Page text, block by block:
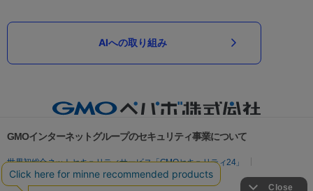
AIへの取り組み
GMOインターネットグループのセキュリティ事業について
世界初総合ネットセキュリティサービス「GMOセキュリティ24」
パスワード漏洩診断
Webサイトリスク診断